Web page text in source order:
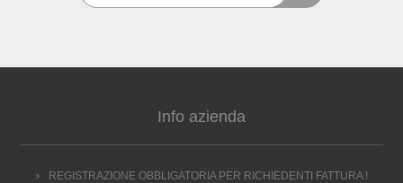
Info azienda
REGISTRAZIONE OBBLIGATORIA PER RICHIEDENTI FATTURA !